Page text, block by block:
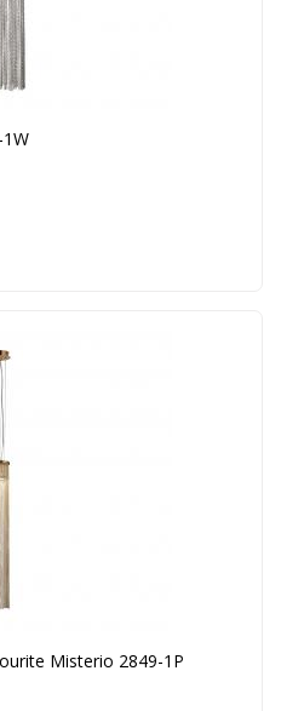
Misterio 2849-1P